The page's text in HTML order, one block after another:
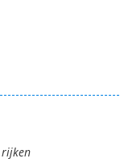
rijken